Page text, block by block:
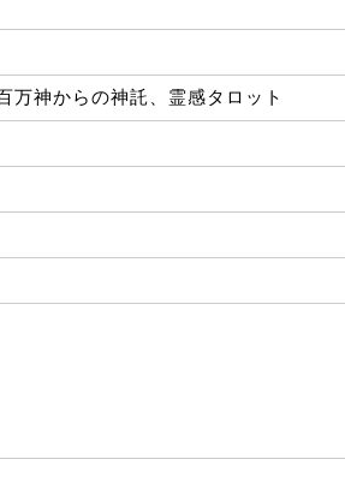
万神からの神託、霊感タロット